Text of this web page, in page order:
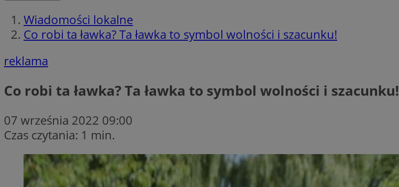
Wiadomości lokalne
Co robi ta ławka? Ta ławka to symbol wolności i szacunku!
reklama
Co robi ta ławka? Ta ławka to symbol wolności i szacunku!
07 września 2022 09:00
Czas czytania: 1 min.